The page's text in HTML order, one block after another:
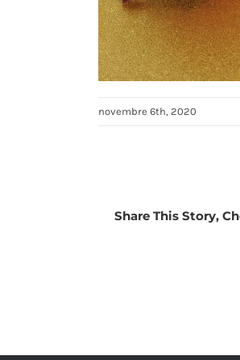
novembre 6th, 2020
Share This Story,